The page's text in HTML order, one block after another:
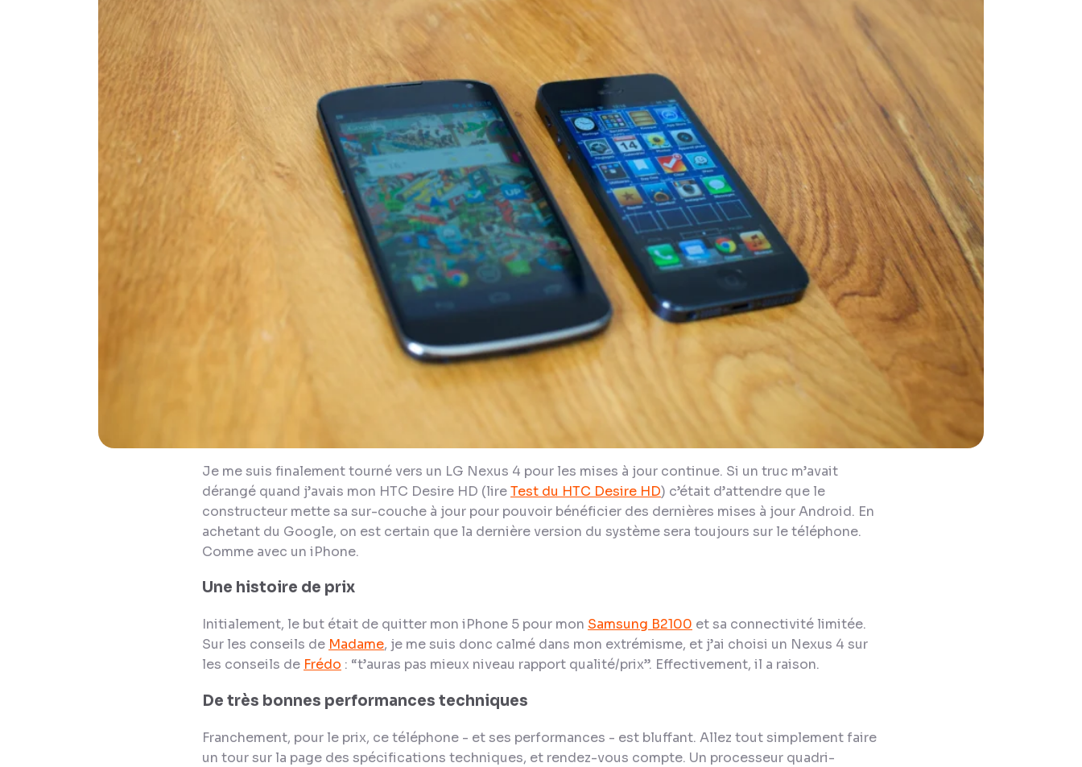
Je me suis finalement tourné vers un LG Nexus 4 pour les mises à jour continue. Si un truc m’avait
dérangé quand j’avais mon HTC Desire HD (lireTest du HTC Desire HD) c’était d’attendre que le
constructeur mette sa sur-couche à jour pour pouvoir bénéficier des dernières mises à jour Android. En
achetant du Google, on est certain que la dernière version du système sera toujours sur le téléphone.
Comme avec un iPhone.
Une histoire de prix
Initialement, le but était de quitter mon iPhone 5 pour mon Samsung B2100 et sa connectivité limitée.
Sur les conseils de Madame, je me suis donc calmé dans mon extrémisme, et j’ai choisi un Nexus 4 sur
les conseils de Frédo : “t’auras pas mieux niveau rapport qualité/prix”. Effectivement, il a raison.
De très bonnes performances techniques
Franchement, pour le prix, ce téléphone - et ses performances - est bluffant. Allez tout simplement faire
un tour sur la page des spécifications techniques, et rendez-vous compte. Un processeur quadri-